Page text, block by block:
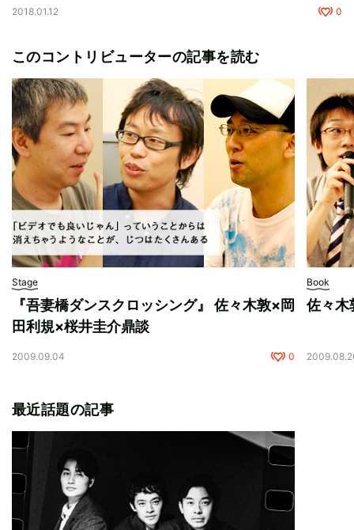
2018.01.12
0
このコントリビューターの記事を読む
Stage
『吾妻橋ダンスクロッシング』 佐々木敦×岡
田利規×桜井圭介鼎談
2009.09.04 0
Book
佐々木
最近話題の記事